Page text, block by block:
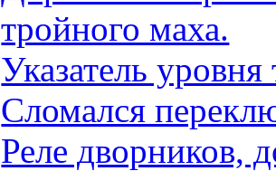
тройного маха.
Указатель
Сломался
Реле дворников,